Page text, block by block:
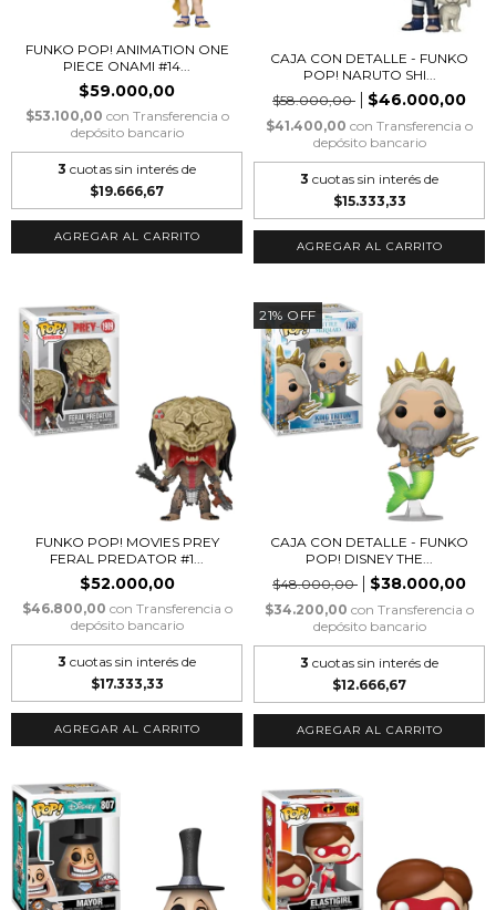
FUNKO POP! ANIMATION ONE
PIECE ONAMI #14...
$59.000,00
$53.100,00 con Transferencia o
depósito bancario
3 cuotas sin interés de
$19.666,67
CAJA CON DETALLE - FUNKO
POP! NARUTO SHI...
$58.000,00
$46.000,00
$41.400,00 con Transferencia o
depósito bancario
3 cuotas sin interés de
$15.333,33
FUNKO POP! MOVIES PREY
FERAL PREDATOR #1...
$52.000,00
$46.800,00 con Transferencia o
depósito bancario
3 cuotas sin interés de
$17.333,33
21% OFF
CAJA CON DETALLE - FUNKO
POP! DISNEY THE...
$48.000,00
$38.000,00
$34.200,00 con Transferencia o
depósito bancario
3 cuotas sin interés de
$12.666,67